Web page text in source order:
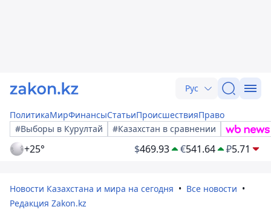
Рус
ПолитикаМирФинансыСтатьиПроисшествияПраво
#Выборы в Курултай
#Казахстан в сравнении
+25° $469.93 €541.64 ₽5.71
Новости Казахстана и мира на сегодня
Все новости
Редакция Zakon.kz